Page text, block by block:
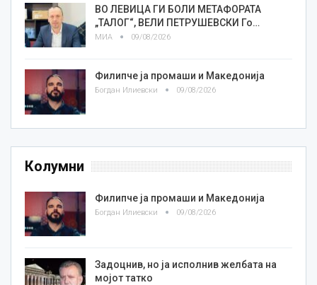
ВО ЛЕВИЦА ГИ БОЛИ МЕТАФОРАТА
„ТАЛОГ“, ВЕЛИ ПЕТРУШЕВСКИ Го…
МИА 09/08/2026
Филипче ја промаши и Македонија
Богдан Илиевски 09/08/2026
Колумни
Филипче ја промаши и Македонија
Богдан Илиевски 09/08/2026
Задоцнив, но ја исполнив желбата на
мојот татко